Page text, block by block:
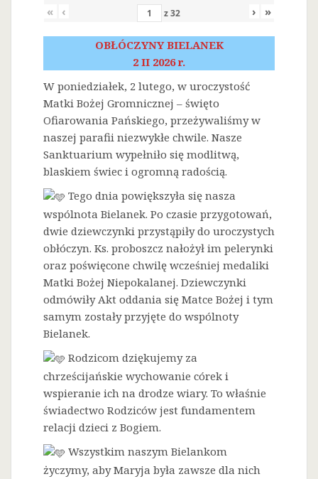
« ‹ z32 › »
OBŁÓCZYNY BIELANEK
2 II 2026 r.
W poniedziałek, 2 lutego, w uroczystość
Matki Bożej Gromnicznej – święto
Ofiarowania Pańskiego, przeżywaliśmy w
naszej parafii niezwykłe chwile. Nasze
Sanktuarium wypełniło się modlitwą,
blaskiem świec i ogromną radością.
Tego dnia powiększyła się nasza
wspólnota Bielanek. Po czasie przygotowań,
dwie dziewczynki przystąpiły do uroczystych
obłóczyn. Ks. proboszcz nałożył im pelerynki
oraz poświęcone chwilę wcześniej medaliki
Matki Bożej Niepokalanej. Dziewczynki
odmówiły Akt oddania się Matce Bożej i tym
samym zostały przyjęte do wspólnoty
Bielanek.
Rodzicom dziękujemy za
chrześcijańskie wychowanie córek i
wspieranie ich na drodze wiary. To właśnie
świadectwo Rodziców jest fundamentem
relacji dzieci z Bogiem.
Wszystkim naszym Bielankom
życzymy, aby Maryja była zawsze dla nich